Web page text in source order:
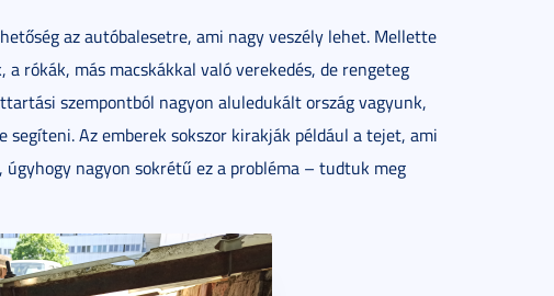
az autóbalesetre, ami nagy veszély lehet. Mellette
rókák, más macskákkal való verekedés, de rengeteg
szempontból nagyon aluledukált ország vagyunk,
Az emberek sokszor kirakják például a tejet, ami
nagyon sokrétű ez a probléma – tudtuk meg